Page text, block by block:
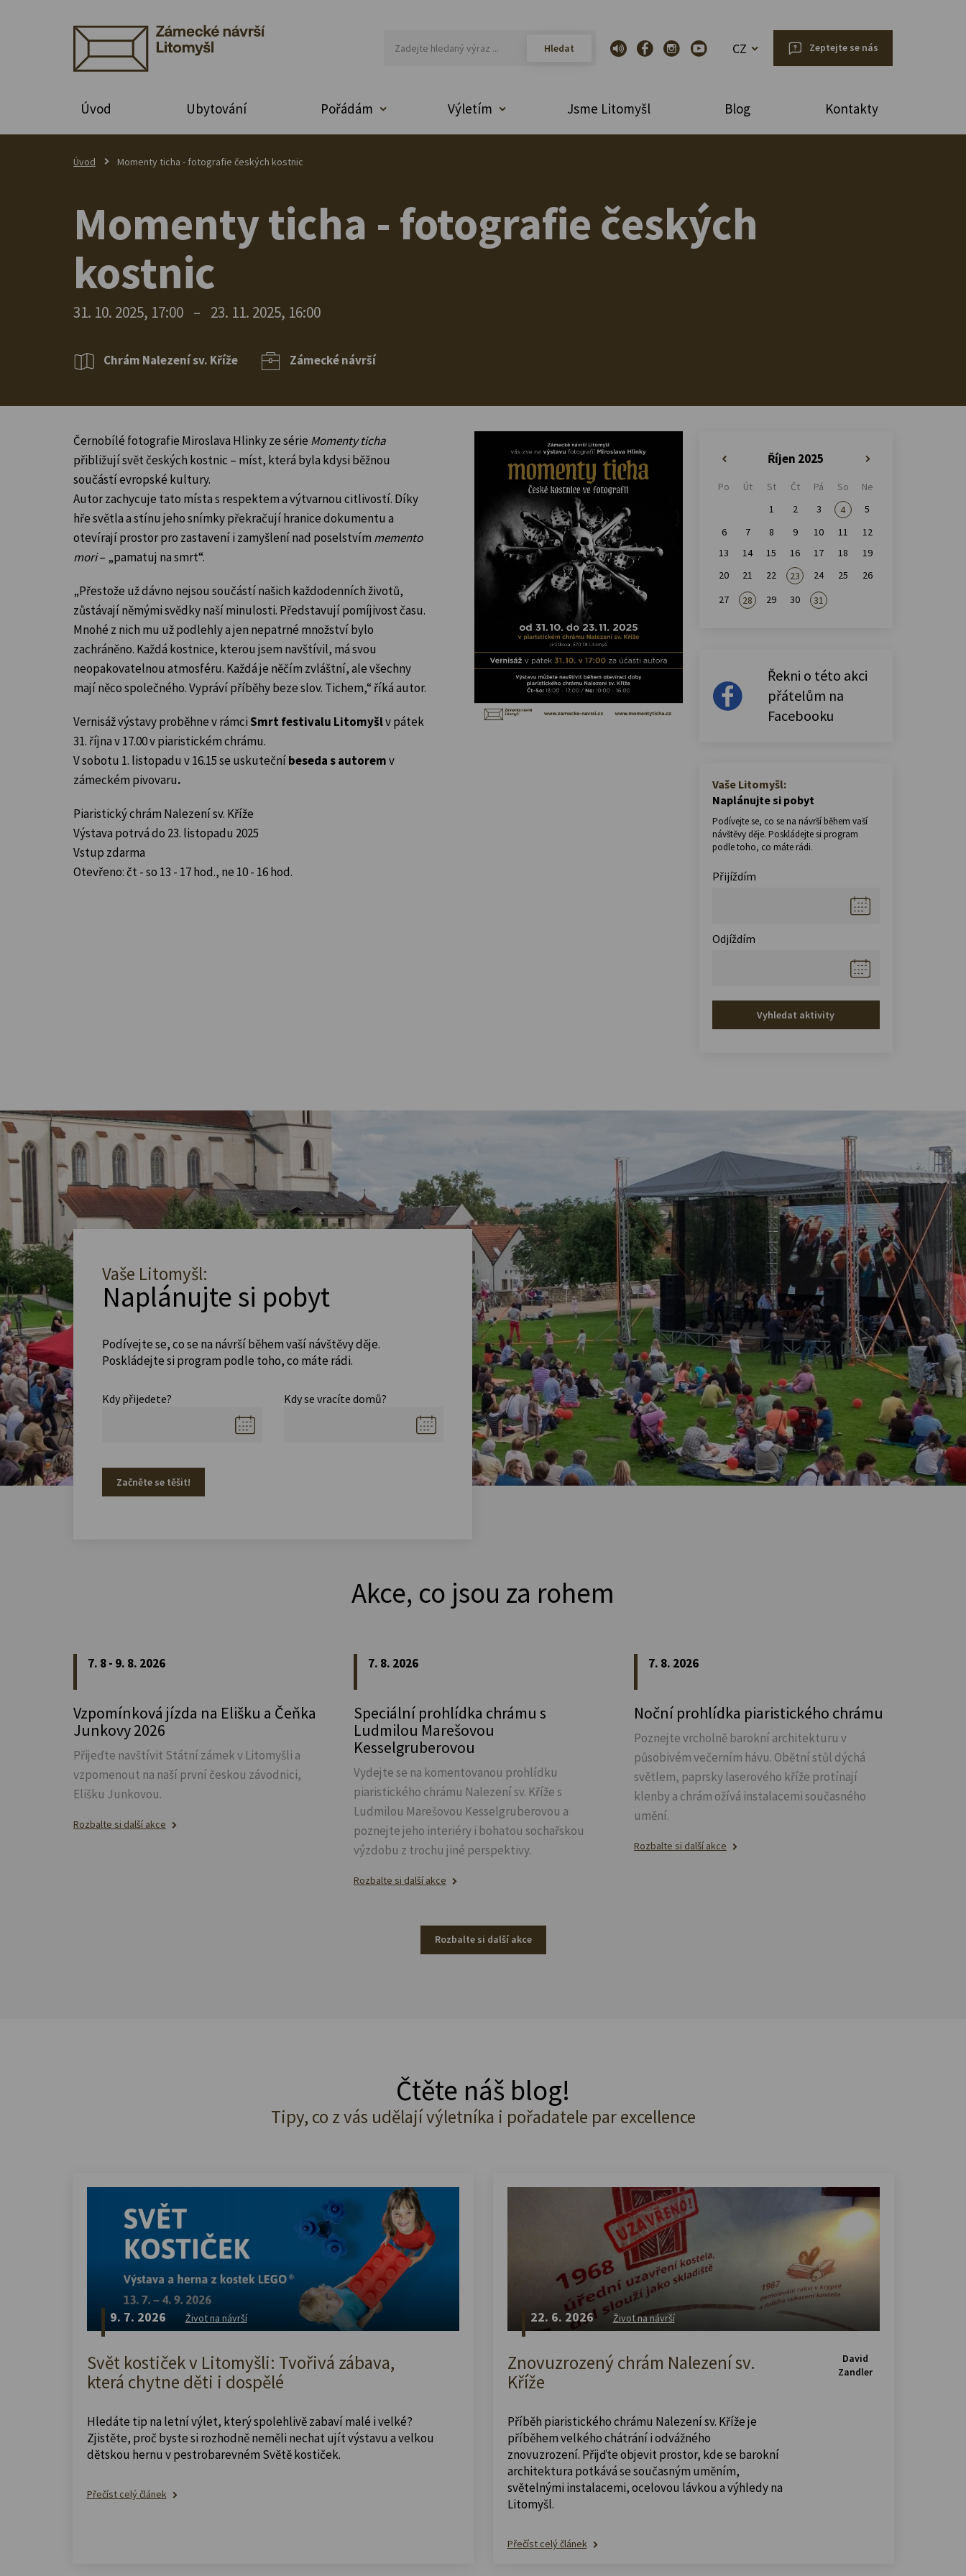
CZ Zeptejte se nás
Úvod Ubytování Pořádám Výletím Jsme Litomyšl Blog Kontakty
Úvod Momenty ticha - fotografie českých kostnic
Momenty ticha - fotografie českých
kostnic
31. 10. 2025, 17:00 – 23. 11. 2025, 16:00
Chrám Nalezení sv. Kříže Zámecké návrší
Černobílé fotografie Miroslava Hlinky ze série Momenty ticha
přibližují svět českých kostnic – míst, která byla kdysi běžnou
součástí evropské kultury.
Autor zachycuje tato místa s respektem a výtvarnou citlivostí. Díky
hře světla a stínu jeho snímky překračují hranice dokumentu a
otevírají prostor pro zastavení i zamyšlení nad poselstvím memento
mori– „pamatuj na smrt“.
„Přestože už dávno nejsou součástí našich každodenních životů,
zůstávají němými svědky naší minulosti. Představují pomíjivost času.
Mnohé z nich mu už podlehly a jen nepatrné množství bylo
zachráněno. Každá kostnice, kterou jsem navštívil, má svou
neopakovatelnou atmosféru. Každá je něčím zvláštní, ale všechny
mají něco společného. Vypráví příběhy beze slov. Tichem,“ říká autor.
Vernisáž výstavy proběhne v rámciSmrt festivalu Litomyšlv pátek
31. října v 17.00 v piaristickém chrámu.
V sobotu 1. listopadu v 16.15 se uskutečníbeseda s autoremv
zámeckém pivovaru.
Piaristický chrám Nalezení sv. Kříže
Výstava potrvá do 23. listopadu 2025
Vstup zdarma
Otevřeno: čt - so 13 - 17 hod., ne 10 - 16 hod.
Říjen 2025
Po Út St Čt Pá So
Ne
1
2 3 4
5
6
7 8 9 10 11
12
13
14 15 16 17 18
19
20
21 22 23 24 25
26
27
28 29 30 31
Řekni o této akci
přátelům na
Facebooku
Vaše Litomyšl:
Naplánujte si pobyt
Podívejte se, co se na návrší během vaší
návštěvy děje. Poskládejte si program
podle toho, co máte rádi.
Přijíždím
Odjíždím
Vyhledat aktivity
Vaše Litomyšl:
Naplánujte si pobyt
Podívejte se, co se na návrší během vaší návštěvy děje.
Poskládejte si program podle toho, co máte rádi.
Kdy přijedete? Kdy se vracíte domů?
Začněte se těšit!
Akce, co jsou za rohem
7. 8 - 9. 8. 2026
Vzpomínková jízda na Elišku a Čeňka
Junkovy 2026
Přijeďte navštívit Státní zámek v Litomyšli a
vzpomenout na naší první českou závodnici,
Elišku Junkovou.
Rozbalte si další akce
7. 8. 2026
Speciální prohlídka chrámu s
Ludmilou Marešovou
Kesselgruberovou
Vydejte se na komentovanou prohlídku
piaristického chrámu Nalezení sv. Kříže s
Ludmilou Marešovou Kesselgruberovou a
poznejte jeho interiéry i bohatou sochařskou
výzdobu z trochu jiné perspektivy.
Rozbalte si další akce
7. 8. 2026
Noční prohlídka piaristického chrámu
Poznejte vrcholně barokní architekturu v
působivém večerním hávu. Obětní stůl dýchá
světlem, paprsky laserového kříže protínají
klenby a chrám ožívá instalacemi současného
umění.
Rozbalte si další akce
Rozbalte si další akce
Čtěte náš blog!
Tipy, co z vás udělají výletníka i pořadatele par excellence
9. 7. 2026 Život na návrší
Svět kostiček v Litomyšli: Tvořivá zábava,
která chytne děti i dospělé
Hledáte tip na letní výlet, který spolehlivě zabaví malé i velké?
Zjistěte, proč byste si rozhodně neměli nechat ujít výstavu a velkou
dětskou hernu v pestrobarevném Světě kostiček.
Přečíst celý článek
22. 6. 2026 Život na návrší
Znovuzrozený chrám Nalezení sv.
Kříže
Příběh piaristického chrámu Nalezení sv. Kříže je
příběhem velkého chátrání i odvážného
znovuzrození. Přijďte objevit prostor, kde se barokní
architektura potkává se současným uměním,
světelnými instalacemi, ocelovou lávkou a výhledy na
Litomyšl.
Přečíst celý článek
David
Zandler